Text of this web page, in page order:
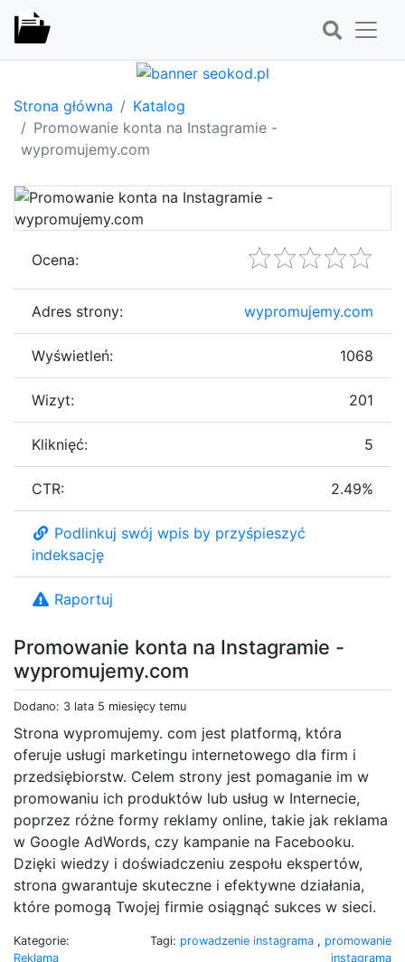
Strona główna
Katalog
Promowanie konta na Instagramie -
wypromujemy.com
Promowanie konta na Instagramie -
wypromujemy.com
Dodano: 3 lata 5 miesięcy temu
Strona wypromujemy. com jest platformą, która
oferuje usługi marketingu internetowego dla firm i
przedsiębiorstw. Celem strony jest pomaganie im w
promowaniu ich produktów lub usług w Internecie,
poprzez różne formy reklamy online, takie jak reklama
w Google AdWords, czy kampanie na Facebooku.
Dzięki wiedzy i doświadczeniu zespołu ekspertów,
strona gwarantuje skuteczne i efektywne działania,
które pomogą Twojej firmie osiągnąć sukces w sieci.
Kategorie:
Reklama
Tagi: prowadzenie instagrama , promowanie
instagrama
Ocena:
Adres strony: wypromujemy.com
Wyświetleń: 1068
Wizyt: 201
Kliknięć: 5
CTR: 2.49%
Podlinkuj swój wpis by przyśpieszyć
indeksację
Raportuj